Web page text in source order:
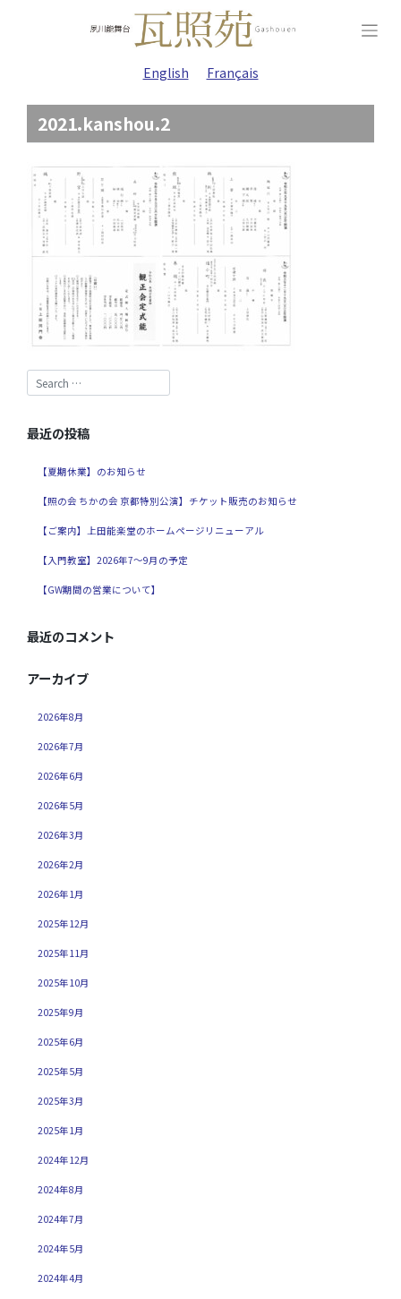
English Français
2021.kanshou.2
最近の投稿
【夏期休業】のお知らせ
【照の会 ちかの会 京都特別公演】チケット販売のお知らせ
【ご案内】上田能楽堂のホームページリニューアル
【入門教室】2026年7～9月の予定
【GW期間の営業について】
最近のコメント
アーカイブ
2026年8月
2026年7月
2026年6月
2026年5月
2026年3月
2026年2月
2026年1月
2025年12月
2025年11月
2025年10月
2025年9月
2025年6月
2025年5月
2025年3月
2025年1月
2024年12月
2024年8月
2024年7月
2024年5月
2024年4月